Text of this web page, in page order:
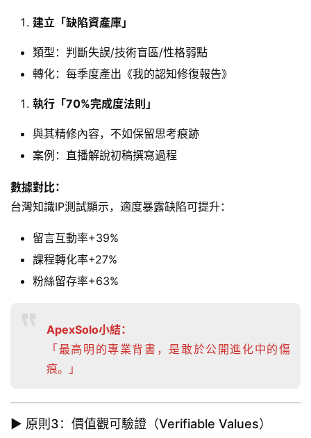
自
媒
體
變
戰
指
孵
化
建立「缺陷資產庫」
類型：判斷失誤/技術盲區/性格弱點
轉化：每季度產出《我的認知修復報告》
執行「70%完成度法則」
與其精修內容，不如保留思考痕跡
案例：直播解說初稿撰寫過程
數據對比：
台灣知識IP測試顯示，適度暴露缺陷可提升：
留言互動率+39%
課程轉化率+27%
粉絲留存率+63%
ApexSolo小結：
「最高明的專業背書，是敢於公開進化中的傷
痕。」
▶ 原則3：價值觀可驗證（Verifiable Values）